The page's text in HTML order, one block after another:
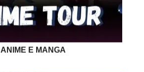
ANIME E MANGA